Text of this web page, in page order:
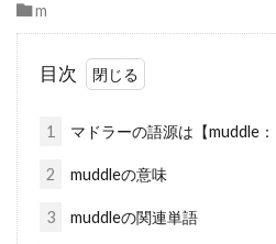
m
目次
1 マドラーの語源は【muddle：
2 muddleの意味
3 muddleの関連単語